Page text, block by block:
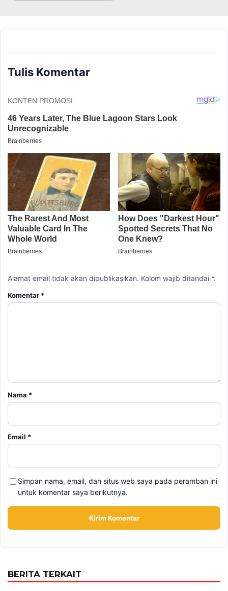
Tulis Komentar
Alamat email tidak akan dipublikasikan. Kolom wajib ditandai *.
Komentar *
Nama *
Email *
Simpan nama, email, dan situs web saya pada peramban ini
untuk komentar saya berikutnya.
BERITA TERKAIT